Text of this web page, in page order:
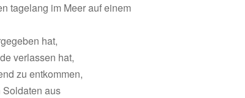
tagelang im Meer auf einem
hat,
verlassen hat,
zu entkommen,
aus